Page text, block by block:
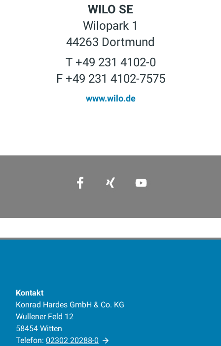
WILO SE
Wilopark 1
44263 Dortmund
T +49 231 4102-0
F +49 231 4102-7575
www.wilo.de
Kontakt
Konrad Hardes GmbH & Co. KG
Wullener Feld 12
58454 Witten
Telefon: 02302 20288-0